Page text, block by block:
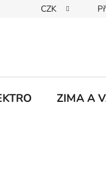
na Heurece
CZK
ZIMA A